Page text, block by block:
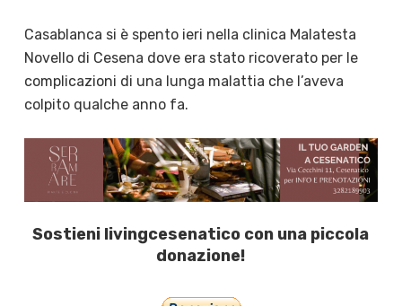
Casablanca si è spento ieri nella clinica Malatesta
Novello di Cesena dove era stato ricoverato per le
complicazioni di una lunga malattia che l’aveva
colpito qualche anno fa.
Sostieni livingcesenatico con una piccola
donazione!